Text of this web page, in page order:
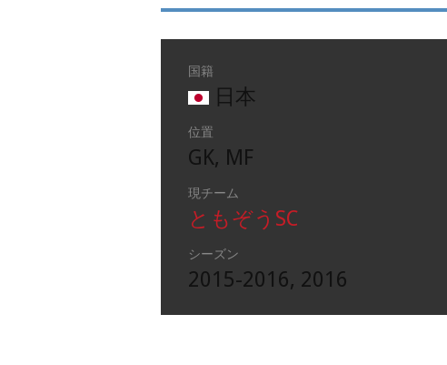
国籍
日本
位置
GK, MF
現チーム
ともぞうSC
シーズン
2015-2016, 2016